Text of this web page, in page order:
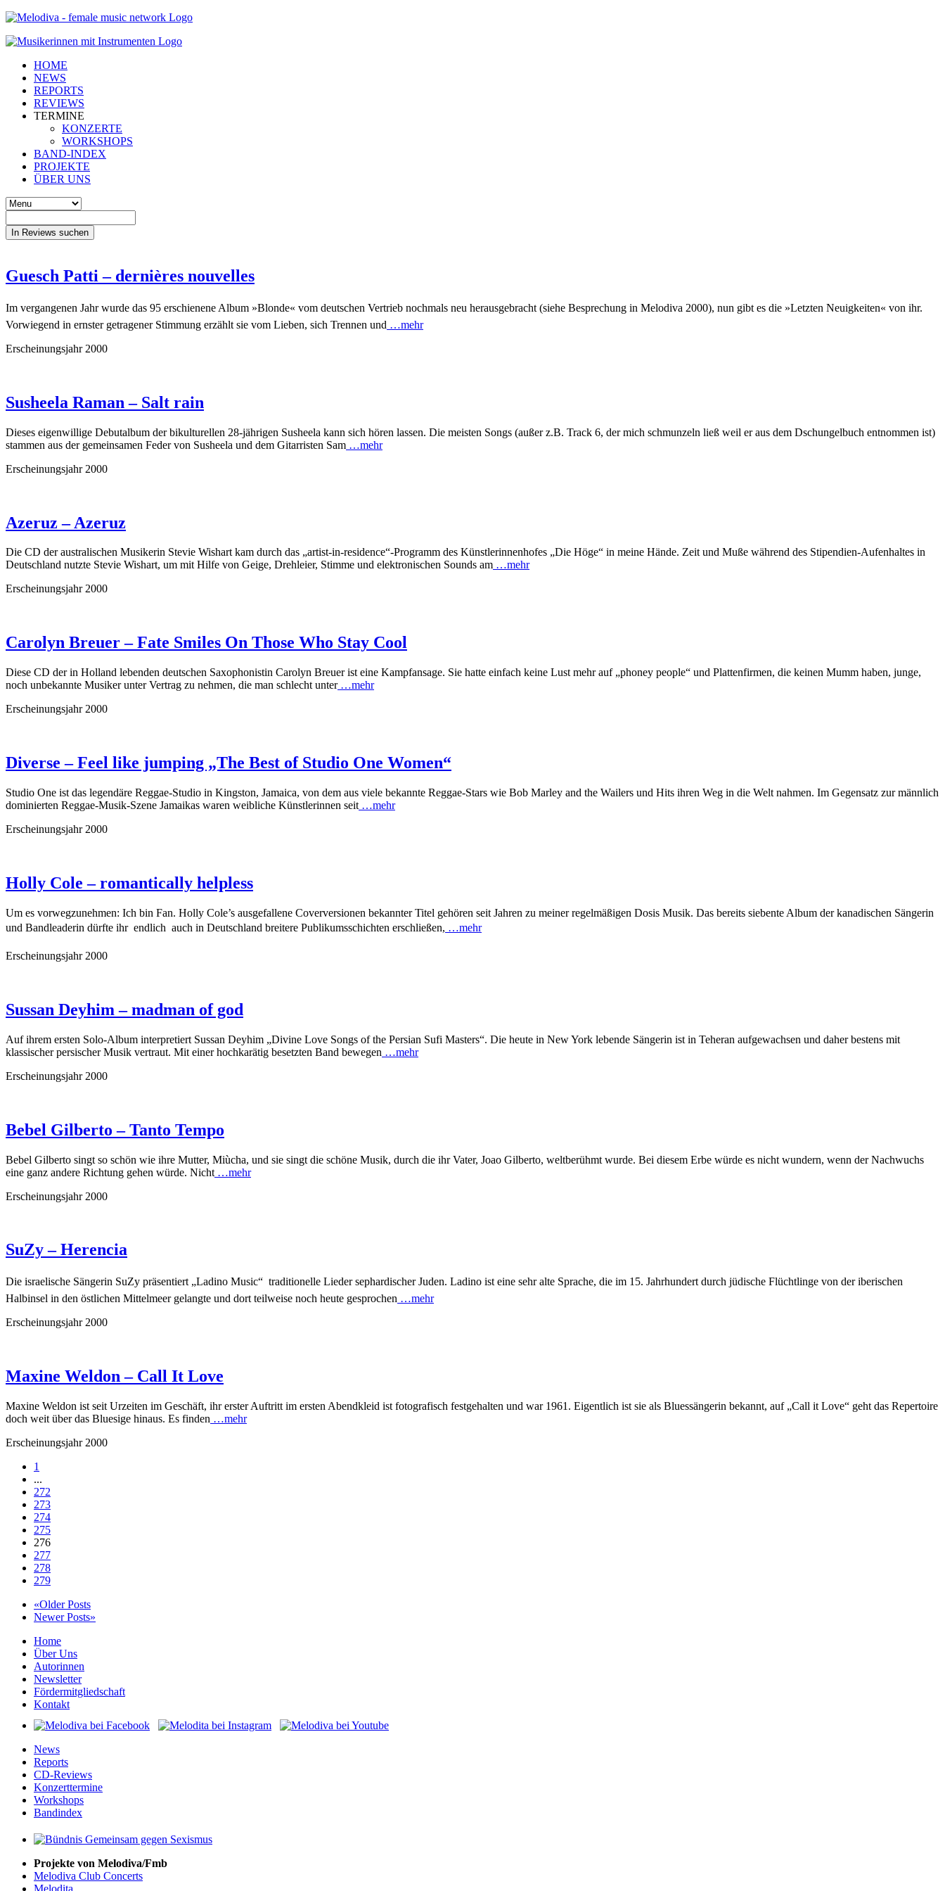
HOME
NEWS
REPORTS
REVIEWS
TERMINE
KONZERTE
WORKSHOPS
BAND-INDEX
PROJEKTE
ÜBER UNS
In Reviews suchen
Guesch Patti – dernières nouvelles
Im vergangenen Jahr wurde das 95 erschienene Album »Blonde« vom deutschen Vertrieb nochmals neu herausgebracht (siehe Besprechung in Melodiva 2000), nun gibt es die »Letzten Neuigkeiten« von ihr.
Vorwiegend in ernster getragener Stimmung erzählt sie vom Lieben, sich Trennen und …mehr
Erscheinungsjahr 2000
Susheela Raman – Salt rain
Dieses eigenwillige Debutalbum der bikulturellen 28-jährigen Susheela kann sich hören lassen. Die meisten Songs (außer z.B. Track 6, der mich schmunzeln ließ weil er aus dem Dschungelbuch entnommen ist)
stammen aus der gemeinsamen Feder von Susheela und dem Gitarristen Sam …mehr
Erscheinungsjahr 2000
Azeruz – Azeruz
Die CD der australischen Musikerin Stevie Wishart kam durch das „artist-in-residence“-Programm des Künstlerinnenhofes „Die Höge“ in meine Hände. Zeit und Muße während des Stipendien-Aufenhaltes in
Deutschland nutzte Stevie Wishart, um mit Hilfe von Geige, Drehleier, Stimme und elektronischen Sounds am …mehr
Erscheinungsjahr 2000
Carolyn Breuer – Fate Smiles On Those Who Stay Cool
Diese CD der in Holland lebenden deutschen Saxophonistin Carolyn Breuer ist eine Kampfansage. Sie hatte einfach keine Lust mehr auf „phoney people“ und Plattenfirmen, die keinen Mumm haben, junge,
noch unbekannte Musiker unter Vertrag zu nehmen, die man schlecht unter…mehr
Erscheinungsjahr 2000
Diverse – Feel like jumping „The Best of Studio One Women“
Studio One ist das legendäre Reggae-Studio in Kingston, Jamaica, von dem aus viele bekannte Reggae-Stars wie Bob Marley and the Wailers und Hits ihren Weg in die Welt nahmen. Im Gegensatz zur männlich
dominierten Reggae-Musik-Szene Jamaikas waren weibliche Künstlerinnen seit …mehr
Erscheinungsjahr 2000
Holly Cole – romantically helpless
Um es vorwegzunehmen: Ich bin Fan. Holly Cole’s ausgefallene Coverversionen bekannter Titel gehören seit Jahren zu meiner regelmäßigen Dosis Musik. Das bereits siebente Album der kanadischen Sängerin
und Bandleaderin dürfte ihr  endlich  auch in Deutschland breitere Publikumsschichten erschließen, …mehr
Erscheinungsjahr 2000
Sussan Deyhim – madman of god
Auf ihrem ersten Solo-Album interpretiert Sussan Deyhim „Divine Love Songs of the Persian Sufi Masters“. Die heute in New York lebende Sängerin ist in Teheran aufgewachsen und daher bestens mit
klassischer persischer Musik vertraut. Mit einer hochkarätig besetzten Band bewegen …mehr
Erscheinungsjahr 2000
Bebel Gilberto – Tanto Tempo
Bebel Gilberto singt so schön wie ihre Mutter, Miùcha, und sie singt die schöne Musik, durch die ihr Vater, Joao Gilberto, weltberühmt wurde. Bei diesem Erbe würde es nicht wundern, wenn der Nachwuchs
eine ganz andere Richtung gehen würde. Nicht …mehr
Erscheinungsjahr 2000
SuZy – Herencia
Die israelische Sängerin SuZy präsentiert „Ladino Music“  traditionelle Lieder sephardischer Juden. Ladino ist eine sehr alte Sprache, die im 15. Jahrhundert durch jüdische Flüchtlinge von der iberischen
Halbinsel in den östlichen Mittelmeer gelangte und dort teilweise noch heute gesprochen …mehr
Erscheinungsjahr 2000
Maxine Weldon – Call It Love
Maxine Weldon ist seit Urzeiten im Geschäft, ihr erster Auftritt im ersten Abendkleid ist fotografisch festgehalten und war 1961. Eigentlich ist sie als Bluessängerin bekannt, auf „Call it Love“ geht das Repertoire
doch weit über das Bluesige hinaus. Es finden …mehr
Erscheinungsjahr 2000
1
...
272
273
274
275
276
277
278
279
«Older Posts
Newer Posts»
Home
Über Uns
Autorinnen
Newsletter
Fördermitgliedschaft
Kontakt
News
Reports
CD-Reviews
Konzerttermine
Workshops
Bandindex
Projekte von Melodiva/Fmb
Melodiva Club Concerts